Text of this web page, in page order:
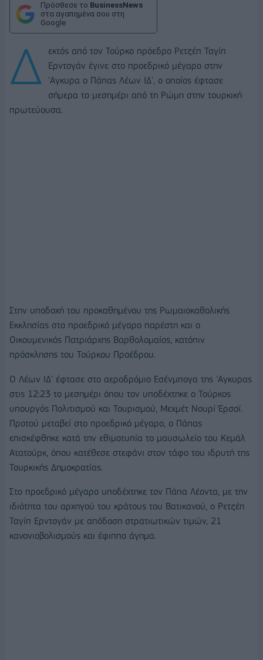
Πρόσθεσε το BusinessNews
στα αγαπημένα σου στη
Google
Δ
εκτός από τον Τούρκο πρόεδρο Ρετζέπ Ταγίπ
Ερντογάν έγινε στο προεδρικό μέγαρο στην
'Αγκυρα ο Πάπας Λέων ΙΔ', ο οποίος έφτασε
σήμερα το μεσημέρι από τη Ρώμη στην τουρκική
πρωτεύουσα.
Στην υποδοχή του προκαθημένου της Ρωμαιοκαθολικής
Εκκλησίας στο προεδρικό μέγαρο παρέστη και ο
Οικουμενικός Πατριάρχης Βαρθολομαίος, κατόπιν
πρόσκλησης του Τούρκου Προέδρου.
Ο Λέων ΙΔ' έφτασε στο αεροδρόμιο Εσένμπογα της 'Αγκυρας
στις 12:23 το μεσημέρι όπου τον υποδέχτηκε ο Τούρκος
υπουργός Πολιτισμού και Τουρισμού, Μεχμέτ Νουρί Έρσοϊ.
Προτού μεταβεί στο προεδρικό μέγαρο, ο Πάπας
επισκέφθηκε κατά την εθιμοτυπία το μαυσωλείο του Κεμάλ
Ατατούρκ, όπου κατέθεσε στεφάνι στον τάφο του ιδρυτή της
Τουρκικής Δημοκρατίας.
Στο προεδρικό μέγαρο υποδέχτηκε τον Πάπα Λέοντα, με την
ιδιότητα του αρχηγού του κράτους του Βατικανού, ο Ρετζέπ
Ταγίπ Ερντογάν με απόδοση στρατιωτικών τιμών, 21
κανονιοβολισμούς και έφιππο άγημα.